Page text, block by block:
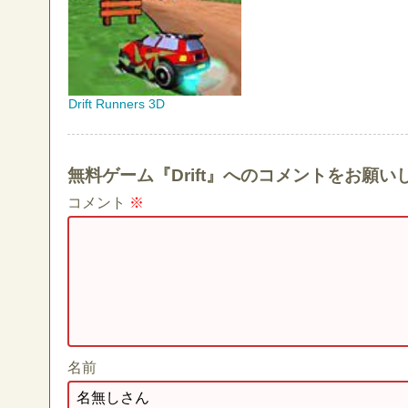
Drift Runners 3D
無料ゲーム『Drift』へのコメントをお願い
コメント ※
名前